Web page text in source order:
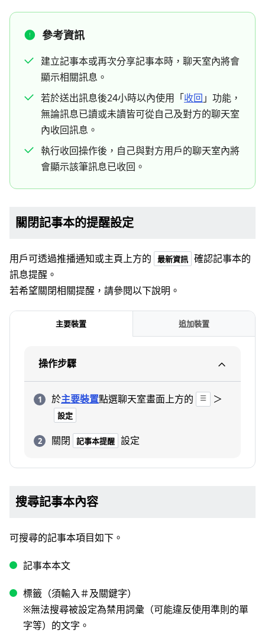
參考資訊
建立記事本或再次分享記事本時，聊天室內將會
顯示相關訊息。
若於送出訊息後24小時以內使用「收回 」功能，
無論訊息已讀或未讀皆可從自己及對方的聊天室
內收回訊息。
執行收回操作後，自己與對方用戶的聊天室內將
會顯示該筆訊息已收回。
關閉記事本的提醒設定
用戶可透過推播通知或主頁上方的 最新資訊 確認記事本的
訊息提醒。
若希望關閉相關提醒，請參閱以下說明。
主要裝置 追加裝置
操作步驟
於主要裝置點選聊天室畫面上方的 ＞
設定
關閉 記事本提醒 設定
搜尋記事本內容
可搜尋的記事本項目如下。
記事本本文
標籤（須輸入＃及關鍵字）
※無法搜尋被設定為禁用詞彙（可能違反使用準則的單
字等）的文字。